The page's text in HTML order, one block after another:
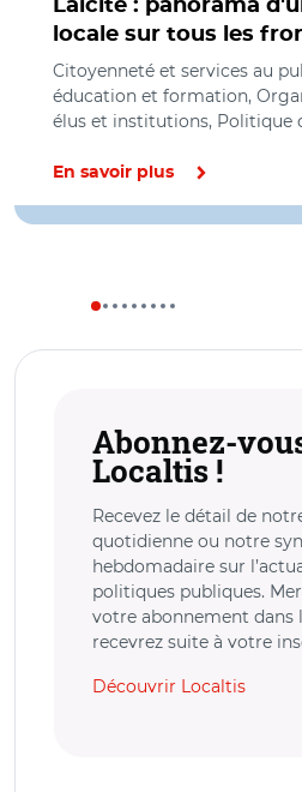
Laïcité : panorama
locale sur tous les
Citoyenneté et services au
éducation et formation,
élus et institutions, Politique
En savoir plus
Abonnez-
Localtis !
Recevez le détail de
quotidienne ou notre
hebdomadaire sur
politiques publiques.
votre abonnement dans
recevrez suite à votre
Découvrir Localtis